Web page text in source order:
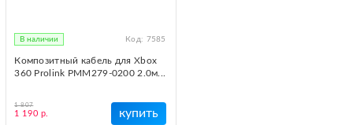
В наличии Код: 7585
Композитный кабель для Xbox
360 Prolink PMM279-0200 2.0м...
1 807
1 190 р. купить